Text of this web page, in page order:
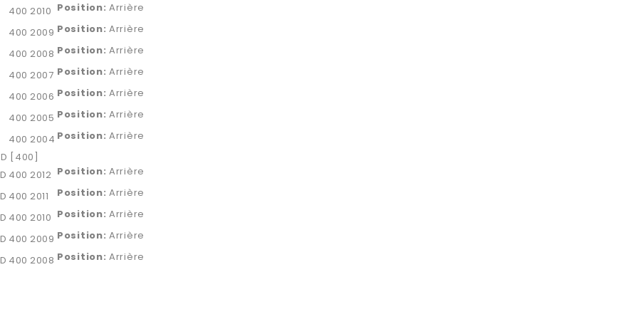
400 2010 Position: Arrière
400 2009 Position: Arrière
400 2008 Position: Arrière
400 2007 Position: Arrière
400 2006 Position: Arrière
400 2005 Position: Arrière
400 2004 Position: Arrière
[400]
400 2012 Position: Arrière
400 2011 Position: Arrière
400 2010 Position: Arrière
400 2009 Position: Arrière
400 2008 Position: Arrière